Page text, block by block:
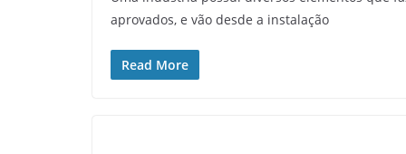
aprovados, e vão desde a instalação
Read More